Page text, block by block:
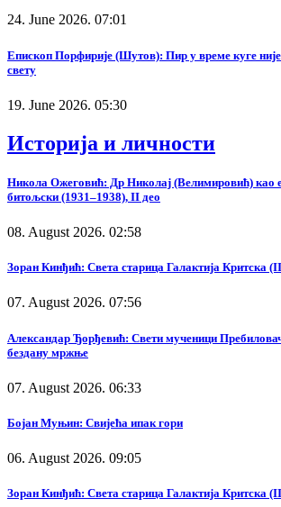
24. June 2026. 07:01
Епископ Порфирије (Шутов): Пир у време куге
свету
19. June 2026. 05:30
Историја и личности
Никола Ожеговић: Др Николај (Велимировић) као
битољски (1931–1938), II део
08. August 2026. 02:58
Зоран Кинђић: Света старица Галактија Критска
07. August 2026. 07:56
Александар Ђорђевић: Свети мученици
бездану мржње
07. August 2026. 06:33
Бојан Муњин: Свијећа ипак гори
06. August 2026. 09:05
Зоран Кинђић: Света старица Галактија Критска